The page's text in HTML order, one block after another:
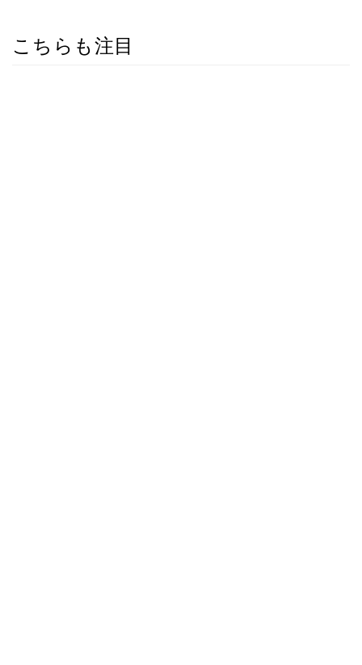
こちらも注目